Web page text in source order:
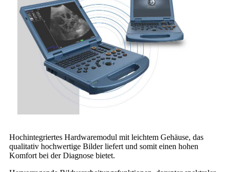
Hochintegriertes Hardwaremodul mit leichtem Gehäuse, das
qualitativ hochwertige Bilder liefert und somit einen hohen
Komfort bei der Diagnose bietet.